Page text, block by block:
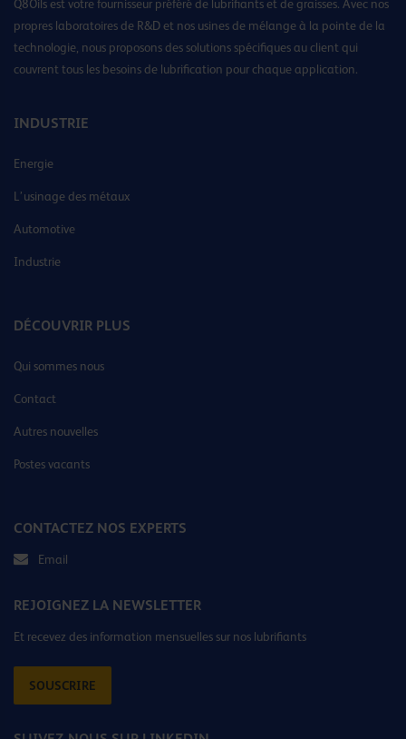
Q8Oils est votre fournisseur préféré de lubrifiants et de graisses. Avec nos
propres laboratoires de R&D et nos usines de mélange à la pointe de la
technologie, nous proposons des solutions spécifiques au client qui
couvrent tous les besoins de lubrification pour chaque application.
INDUSTRIE
Energie
L’usinage des métaux
Automotive
Industrie
DÉCOUVRIR PLUS
Qui sommes nous
Contact
Autres nouvelles
Postes vacants
CONTACTEZ NOS EXPERTS
Email
REJOIGNEZ LA NEWSLETTER
Et recevez des information mensuelles sur nos lubrifiants
SOUSCRIRE